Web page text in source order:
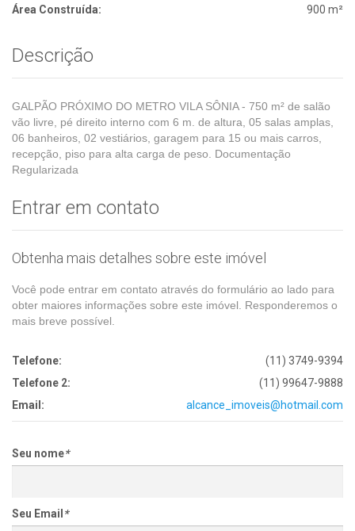
Área Construída:
900 m²
Descrição
GALPÃO PRÓXIMO DO METRO VILA SÔNIA - 750 m² de salão
vão livre, pé direito interno com 6 m. de altura, 05 salas amplas,
06 banheiros, 02 vestiários, garagem para 15 ou mais carros,
recepção, piso para alta carga de peso. Documentação
Regularizada
Entrar em contato
Obtenha mais detalhes sobre este imóvel
Você pode entrar em contato através do formulário ao lado para
obter maiores informações sobre este imóvel. Responderemos o
mais breve possível.
Telefone:
(11) 3749-9394
Telefone 2:
(11) 99647-9888
Email:
alcance_imoveis@hotmail.com
Seu nome*
Seu Email *